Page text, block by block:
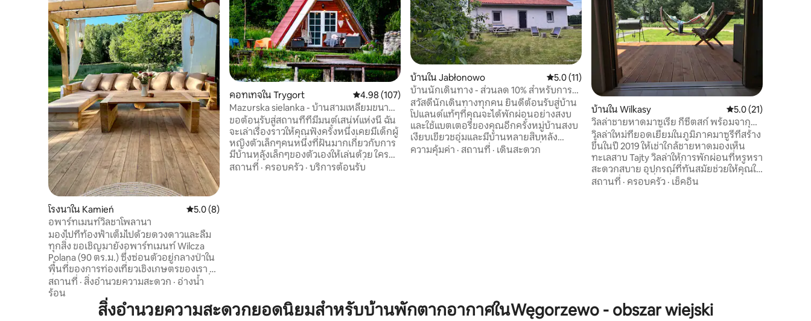
โรงนาใน Kamień คะแนนเฉลี่ย 5.0 จาก 5, 8 รีวิว
5.0 (8)
อพาร์ทเมนท์วิลชาโพลานา
มองไปที่ท้องฟ้าเต็มไปด้วยดวงดาวและลืม
ทุกสิ่ง ขอเชิญมายังอพาร์ทเมนท์ Wilcza
Polana (90 ตร.ม.) ซึ่งซ่อนตัวอยู่กลางป่าใน
พื้นที่ของการท่องเที่ยวเชิงเกษตรของเรา ที่
ซึ่งเวลาผ่านไปช้ากว่าปกติ เรามีห้องนอนที่
อบอุ่นสองห้องพร้อมวิวที่สวยงามของทุ่งใน
ป่า ห้องนั่งเล่นพร้อมห้องครัว และระเบียง
ขนาดใหญ่ที่สร้างขึ้นเพื่อการพักผ่อน
สถานที่ · สิ่งอำนวยความสะดวก · อ่างน้ำ
ร้อน
คอทเทจใน Trygort คะแนนเฉลี่ย 4.98 จาก 5, 107 รีวิว
4.98 (107)
Mazurska sielanka - บ้านสามเหลี่ยมขนาด
25 ตร.ม. ใกล้บ่อ
ขอต้อนรับสู่สถานที่ที่มีมนต์เสน่ห์แห่งนี้ ฉัน
จะเล่าเรื่องราวให้คุณฟังครั้งหนึ่งเคยมีเด็กผู้
หญิงตัวเล็กๆคนหนึ่งที่ฝันมากเกี่ยวกับการ
มีบ้านหลังเล็กๆของตัวเองให้เล่นด้วย ใคร
ก็ตามที่ฟื้นฟูพ่อของเธอตัดสินใจที่จะเติม
สถานที่ · ครอบครัว · บริการต้อนรับ
บ้านใน Jabłonowo คะแนนเฉลี่ย 5.0 จาก 5, 11 รีวิว
5.0 (11)
บ้านนักเดินทาง - ส่วนลด 10% สำหรับการ
เข้าพักรายสัปดาห์
สวัสดีนักเดินทางทุกคน ยินดีต้อนรับสู่บ้าน
โปแลนด์แท้ๆที่คุณจะได้พักผ่อนอย่างสงบ
และใช้แบตเตอรี่ของคุณอีกครั้งหมู่บ้านสงบ
เงียบเขียวชอุ่มและมีบ้านหลายสิบหลัง
เหมือนวันหยุดพักผ่อนเรียบง่ายที่บ้านหลัง
ใหญ่ของคุณ สถานที่ที่สมบูรณ์แบบสำหรับ
ความคุ้มค่า · สถานที่ · เดินสะดวก
บ้านใน Wilkasy คะแนนเฉลี่ย 5.0 จาก
5.0 (21)
วิลล่าชายหาดมาซูเรีย กีซีตสก์ พร้อมจากุซซี่
และซาวน่า
วิลล่าใหม่ที่ยอดเยี่ยมในภูมิภาคมาซูรี่ที่สร้าง
ขึ้นในปี 2019 ให้เช่าใกล้ชายหาดมองเห็น
ทะเลสาบ Tajty วิลล่าให้การพักผ่อนที่หรูหรา
สะดวกสบาย อุปกรณ์ที่ทันสมัยช่วยให้คุณใช้
เวลาว่างในแบบที่น่ารื่นรมย์ท่ามกลางความ
สถานที่ · ครอบครัว · เช็คอิน
สิ่งอำนวยความสะดวกยอดนิยมสำหรับบ้านพักตากอากาศในWęgorzewo - obszar wiejski